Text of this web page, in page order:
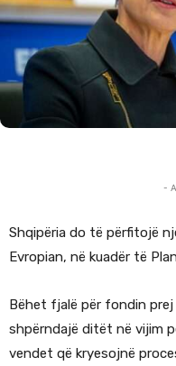
-
Shqipëria do të përfitojë
Evropian, në kuadër të
Bëhet fjalë për fondin
shpërndajë ditët në vijim
vendet që kryesojnë